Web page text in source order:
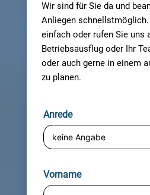
Wir sind für Sie da und
Anliegen schnellstmöglich.
einfach oder rufen Sie uns
Betriebsausflug oder Ihr
oder auch gerne in einem
zu planen.
Anrede
Vorname